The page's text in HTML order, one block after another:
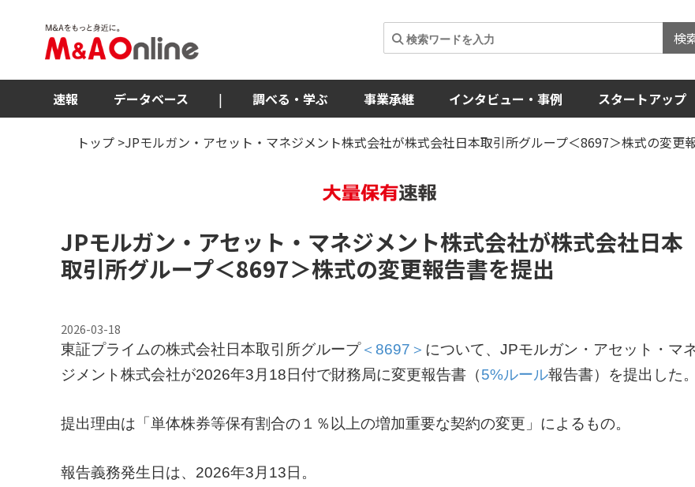
検
速報 データベース | 調べる・学ぶ 事業承継 インタビュー・事例 スタートアップ
トップ >JPモルガン・アセット・マネジメント株式会社が株式会社日本取引所グループ＜8697＞株式の変更
JPモルガン・アセット・マネジメント株式会社が株式会社日本
取引所グループ＜8697＞株式の変更報告書を提出
2026-03-18
東証プライムの株式会社日本取引所グループ＜8697＞ について、JPモルガン・アセット・マ
ジメント株式会社が2026年3月18日付で財務局に変更報告書（5%ルール報告書）を提出した。
提出理由は「単体株券等保有割合の１％以上の増加重要な契約の変更」によるもの。
報告義務発生日は、2026年3月13日。